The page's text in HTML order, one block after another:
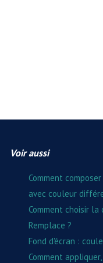
Voir aussi
Comment
avec couleur
Comment choisir
Remplace ?
Fond d'écran :
Comment